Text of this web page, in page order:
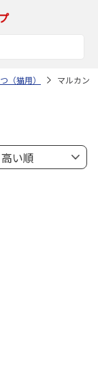
（猫用） マルカン